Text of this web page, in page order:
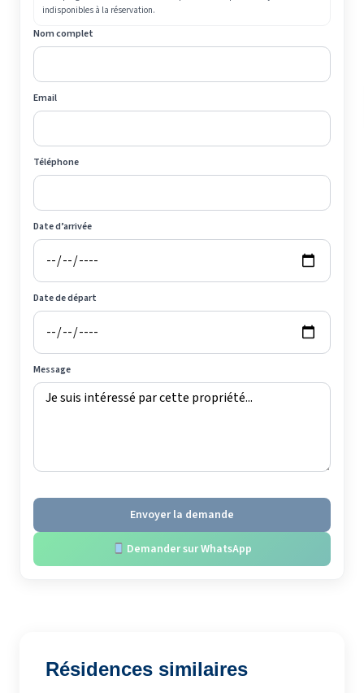
indisponibles à la réservation.
Nom complet
Email
Téléphone
Date d’arrivée
Date de départ
Message
Envoyer la demande
Demander sur WhatsApp
Résidences similaires